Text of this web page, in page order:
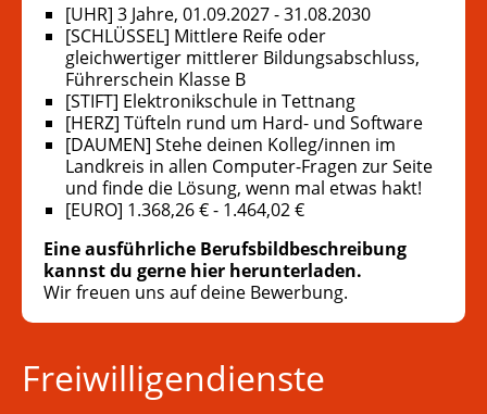
[UHR] 3 Jahre, 01.09.2027 - 31.08.2030
[SCHLÜSSEL] Mittlere Reife oder
gleichwertiger mittlerer Bildungsabschluss,
Führerschein Klasse B
[STIFT] Elektronikschule in Tettnang
[HERZ] Tüfteln rund um Hard- und Software
[DAUMEN] Stehe deinen Kolleg/innen im
Landkreis in allen Computer-Fragen zur Seite
und finde die Lösung, wenn mal etwas hakt!
[EURO] 1.368,26 € - 1.464,02 €
Eine ausführliche Berufsbildbeschreibung
kannst du gerne hier herunterladen.
Wir freuen uns auf deine Bewerbung.
Freiwilligendienste